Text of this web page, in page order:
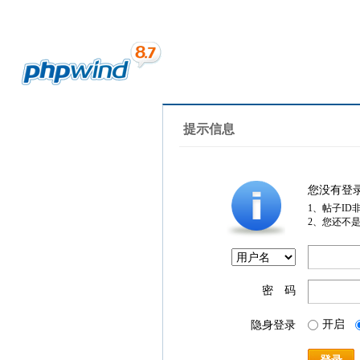
提示信息
您没有登
1、帖子ID
2、您还不
密 码
隐身登录 开启